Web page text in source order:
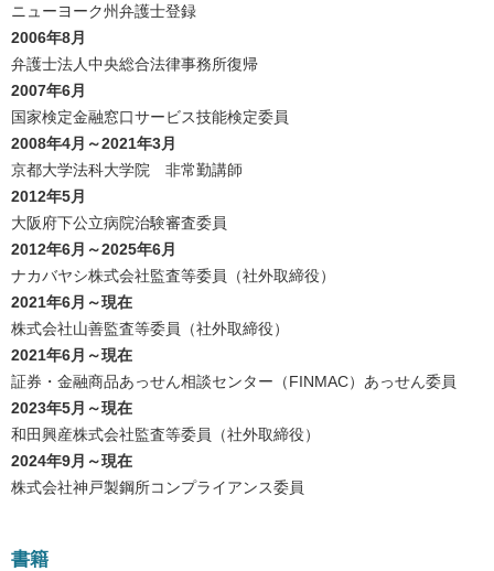
ニューヨーク州弁護士登録
2006年8月
弁護士法人中央総合法律事務所復帰
2007年6月
国家検定金融窓口サービス技能検定委員
2008年4月～2021年3月
京都大学法科大学院 非常勤講師
2012年5月
大阪府下公立病院治験審査委員
2012年6月～2025年6月
ナカバヤシ株式会社監査等委員（社外取締役）
2021年6月～現在
株式会社山善監査等委員（社外取締役）
2021年6月～現在
証券・金融商品あっせん相談センター（FINMAC）あっせん委員
2023年5月～現在
和田興産株式会社監査等委員（社外取締役）
2024年9月～現在
株式会社神戸製鋼所コンプライアンス委員
書籍